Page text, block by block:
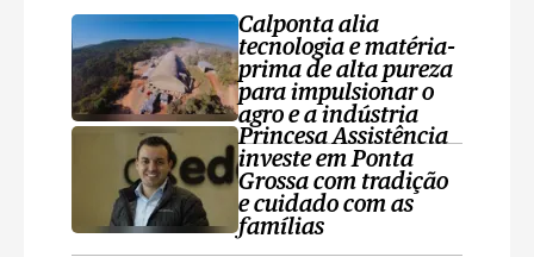
Calponta alia
tecnologia e matéria-
prima de alta pureza
para impulsionar o
agro e a indústria
Princesa Assistência
investe em Ponta
Grossa com tradição
e cuidado com as
famílias